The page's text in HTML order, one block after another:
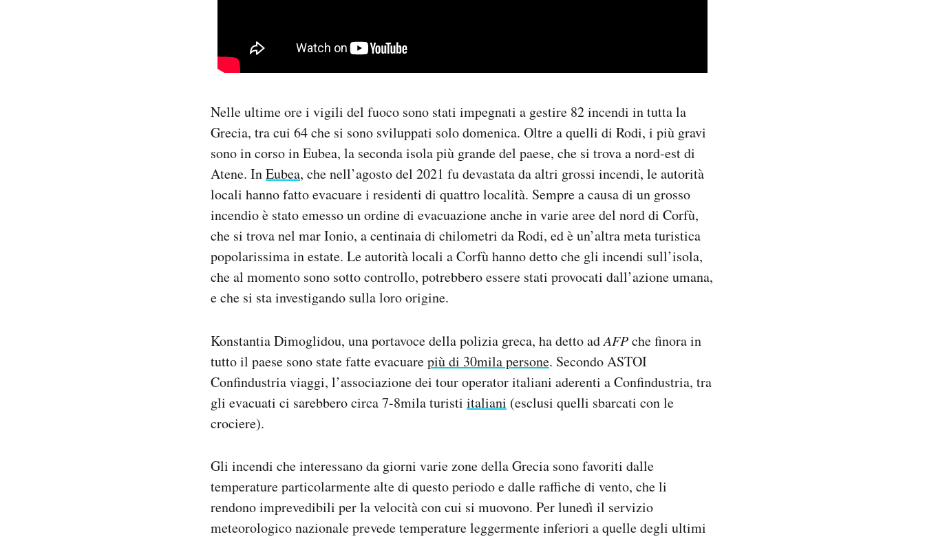
Nelle ultime ore i vigili del fuoco sono stati impegnati a gestire 82 incendi in tutta la
Grecia, tra cui 64 che si sono sviluppati solo domenica. Oltre a quelli di Rodi, i più gravi
sono in corso in Eubea, la seconda isola più grande del paese, che si trova a nord-est di
Atene. InEubea, che nell’agosto del 2021 fu devastata da altri grossi incendi, le autorità
locali hanno fatto evacuare i residenti di quattro località. Sempre a causa di un grosso
incendio è stato emesso un ordine di evacuazione anche in varie aree del nord di Corfù,
che si trova nel mar Ionio, a centinaia di chilometri da Rodi, ed è un’altra meta turistica
popolarissima in estate. Le autorità locali a Corfù hanno detto che gli incendi sull’isola,
che al momento sono sotto controllo, potrebbero essere stati provocati dall’azione umana,
e che si sta investigando sulla loro origine.
Konstantia Dimoglidou, una portavoce della polizia greca, ha detto adAFPche finora in
tutto il paese sono state fatte evacuarepiù di 30mila persone. Secondo ASTOI
Confindustria viaggi, l’associazione dei tour operator italiani aderenti a Confindustria, tra
gli evacuati ci sarebbero circa 7-8mila turisti italiani (esclusi quelli sbarcati con le
crociere).
Gli incendi che interessano da giorni varie zone della Grecia sono favoriti dalle
temperature particolarmente alte di questo periodo e dalle raffiche di vento, che li
rendono imprevedibili per la velocità con cui si muovono. Per lunedì il servizio
meteorologico nazionale prevede temperature leggermente inferiori a quelle degli ultimi